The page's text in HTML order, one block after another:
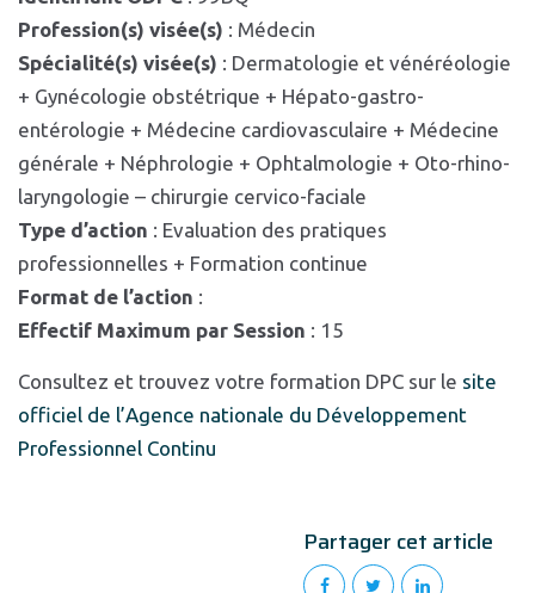
Profession(s) visée(s) : Médecin
Spécialité(s) visée(s) : Dermatologie et vénéréologie
+ Gynécologie obstétrique + Hépato-gastro-
entérologie + Médecine cardiovasculaire + Médecine
générale + Néphrologie + Ophtalmologie + Oto-rhino-
laryngologie – chirurgie cervico-faciale
Type d’action : Evaluation des pratiques
professionnelles + Formation continue
Format de l’action :
Effectif Maximum par Session : 15
Consultez et trouvez votre formation DPC sur le site
officiel de l’Agence nationale du Développement
Professionnel Continu
Partager cet article